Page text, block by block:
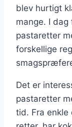
blev hurtigt
mange. I
pastaretter
forskellige
Det er
pastaretter
tid. Fra enkle